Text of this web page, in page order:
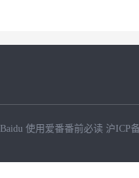
使用爱番番前必读 沪ICP